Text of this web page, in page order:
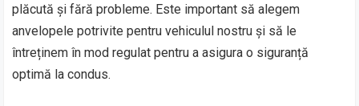
plăcută și fără probleme. Este important să alegem
anvelopele potrivite pentru vehiculul nostru și să le
întreținem în mod regulat pentru a asigura o siguranță
optimă la condus.